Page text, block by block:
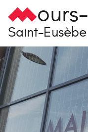
ours-
Saint-Eusèbe